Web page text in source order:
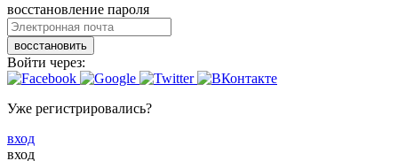
восстановление пароля
восстановить
Войти через:
Уже регистрировались?
вход
вход